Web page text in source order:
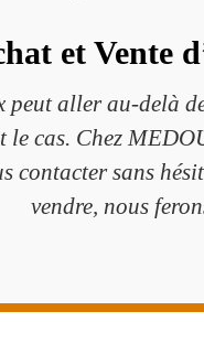
et Vente
aller au-delà
le cas. Chez
contacter sans
vendre, nous